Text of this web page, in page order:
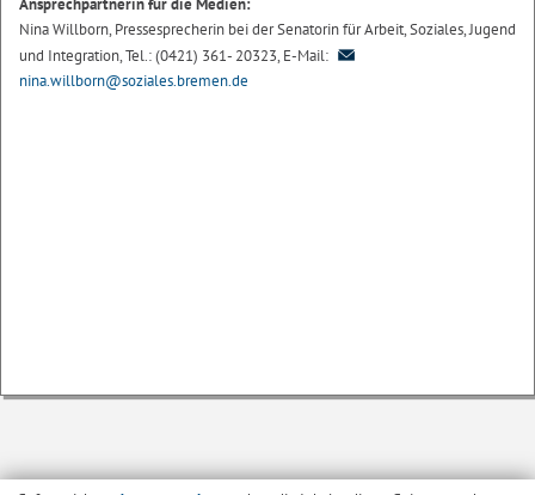
Ansprechpartnerin für die Medien:
Nina Willborn, Pressesprecherin bei der Senatorin für Arbeit, Soziales, Jugend
und Integration, Tel.: (0421) 361- 20323, E-Mail:
nina.willborn@soziales.bremen.de